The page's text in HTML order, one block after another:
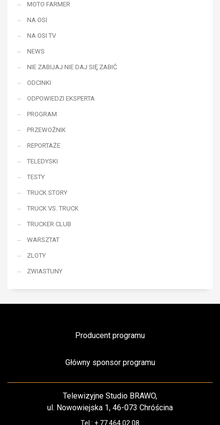
MOTO FARMER
NA OSI
NA OSI TV
NEWS
NIE ZABIJAJ NIE DAJ SIĘ ZABIĆ
ODCINKI
ODPOWIEDZI EKSPERTA
PROGRAM
PRZEWOŹNIK
REPORTAŻE
TELEDYSKI
TESTY
TRUCK STORY
TRUCK VS. TRUCK
TRUCKER CLUB
WARSZTAT
ZLOTY
ZWIASTUNY
Producent programu
Główny sponsor programu
Telewizyjne Studio BRAWO,
ul. Nowowiejska 1, 46-073 Chróścina
Tel.: + 77 464 02 08